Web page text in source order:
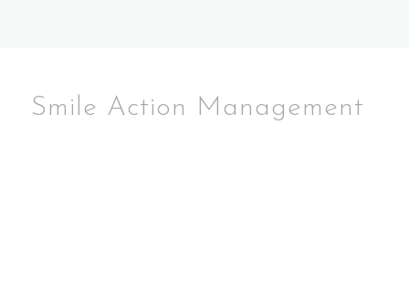
Smile Action Management